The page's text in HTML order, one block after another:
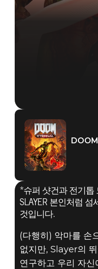
*슈퍼 샷건과 전기톱
SLAYER 본인처럼
것입니다.
(다행히) 악마를 손
없지만, Slayer의
연구하고 우리 자